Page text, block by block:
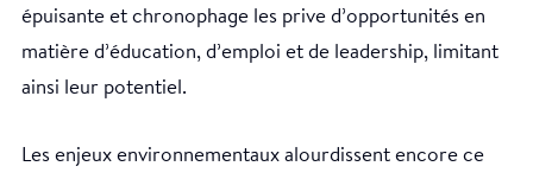
épuisante et chronophage les prive d’opportunités en
matière d’éducation, d’emploi et de leadership, limitant
ainsi leur potentiel.
Les enjeux environnementaux alourdissent encore ce